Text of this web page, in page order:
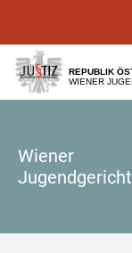
[1]
[2]
[3]
REPUBLIK
WIENER
Wiener